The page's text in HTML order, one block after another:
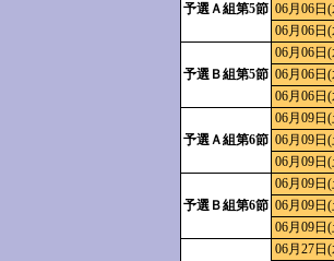
予選Ａ組第5節 06月06日
06月06日
予選Ｂ組第5節
06月06日
06月06日
06月06日
予選Ａ組第6節
06月09日
06月09日
06月09日
予選Ｂ組第6節
06月09日
06月09日
06月09日
06月27日